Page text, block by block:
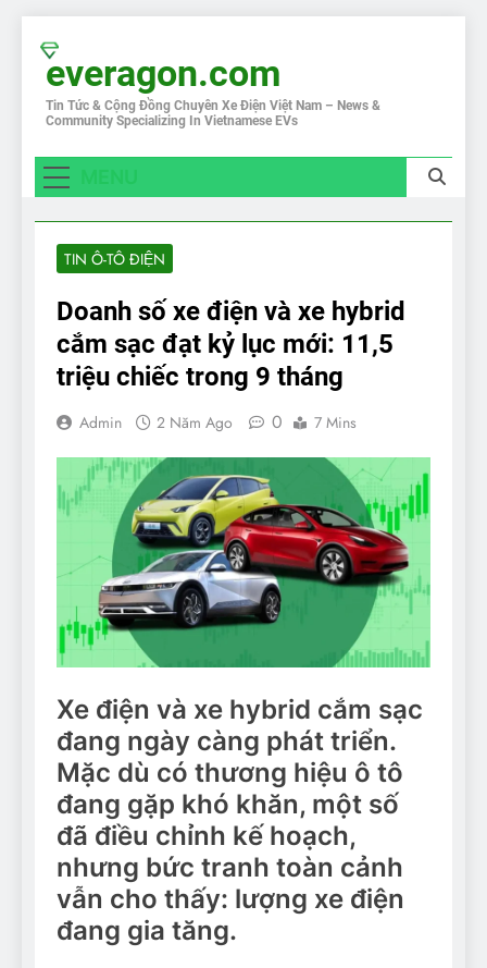
content
everagon.com
Tin Tức & Cộng Đồng Chuyên Xe Điện Việt Nam – News &
Community Specializing In Vietnamese EVs
TIN Ô-TÔ ĐIỆN
Doanh số xe điện và xe hybrid
cắm sạc đạt kỷ lục mới: 11,5
triệu chiếc trong 9 tháng
Admin 2 Năm Ago 0 7 Mins
Xe điện và xe hybrid cắm sạc
đang ngày càng phát triển.
Mặc dù có thương hiệu ô tô
đang gặp khó khăn, một số
đã điều chỉnh kế hoạch,
nhưng bức tranh toàn cảnh
vẫn cho thấy: lượng xe điện
đang gia tăng.